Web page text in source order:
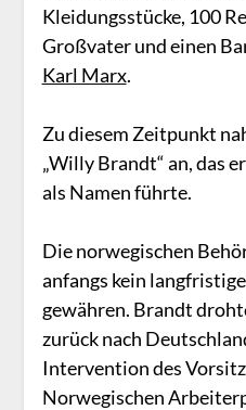
Kleidungsstücke, 100
Großvater und einen
Karl Marx.
Zu diesem Zeitpunkt
„Willy Brandt“ an, das
als Namen führte.
Die norwegischen
anfangs kein
gewähren. Brandt
zurück nach
Intervention des
Norwegischen